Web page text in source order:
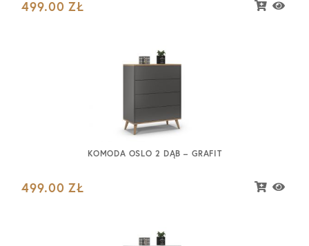
499.00 ZŁ
KOMODA OSLO 2 DĄB – GRAFIT
499.00 ZŁ